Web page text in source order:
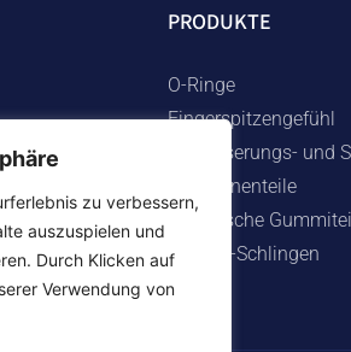
zu verbessern,
auszuspielen und
Durch Klicken auf
Verwendung von
PRODUKTE
O-Ringe
Fingerspitzengefühl
Bewässerungs- und
Maschinenteile
Technische
Gummi-Schlingen